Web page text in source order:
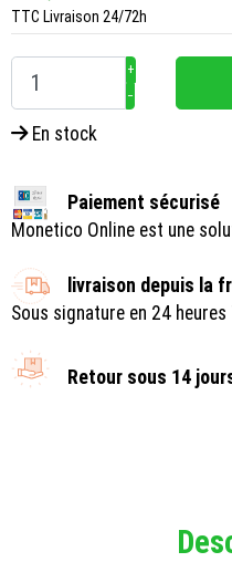
TTC Livraison 24/72h
+
−
En stock
Paiement sécurisé
Monetico Online est une
livraison depuis la
Sous signature en 24 heures
Retour sous 14